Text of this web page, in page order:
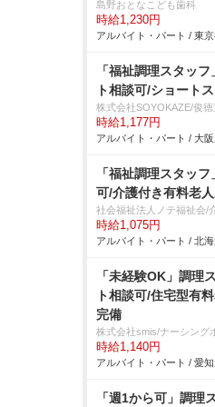
島野おとなこども歯科
時給1,230円
アルバイト・パート / 東
「福祉調理スタッ
ト相談可/ショート
株式会社SOYOKAZE/俊
時給1,177円
アルバイト・パート / 大
「福祉調理スタッ
可/介護付き有料老
社会福祉法人ノテ福祉会/
時給1,075円
アルバイト・パート / 北海
「未経験OK」調理
ト相談可/住宅型有
完備
株式会社smis/ナーシング
時給1,140円
アルバイト・パート / 愛
「週1から可」調理